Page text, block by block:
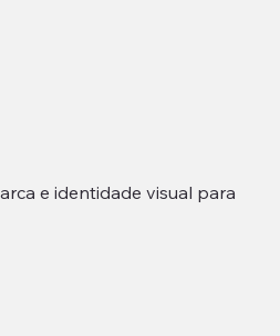
e identidade visual para